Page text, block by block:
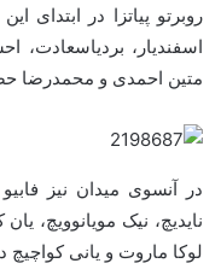
روبرتو پیاتزا در ابتدای
اسفندیار،
متین احمدی و محمدرضا
در آنسوی میدان نیز
نایدیچ، نیک مویانوویچ،
لوکا ماروت و یانی کواچیچ